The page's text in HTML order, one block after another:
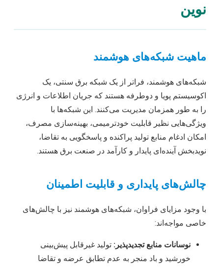
نوین
ماهیت شبکه‌های هوشمند
شبکه‌های هوشمند، فراتر از یک شبکه برق سنتی، یک
اکوسیستم پویا و دوطرفه هستند که جریان اطلاعات و انرژی
را به طور همزمان مدیریت می‌کنند. این شبکه‌ها با
ویژگی‌هایی نظیر قابلیت خودترمیمی، بهینه‌سازی مصرف،
امکان ادغام منابع تولید پراکنده و پاسخگویی به تقاضا،
نویدبخش آینده‌ای پایدار و کارآمد در صنعت برق هستند.
چالش‌های پایداری و قابلیت اطمینان
با وجود مزایای فراوان، شبکه‌های هوشمند نیز با چالش‌های
خاصی مواجه‌اند:
نوسانات منابع تجدیدپذیر: تولید غیرقابل پیش‌بینی
خورشید و باد منجر به عدم تطابق عرضه و تقاضا